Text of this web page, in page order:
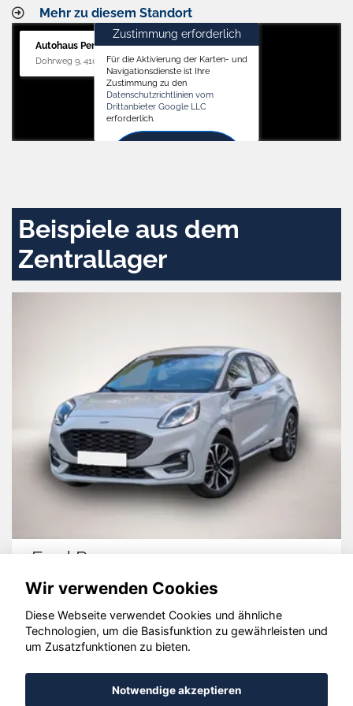
Mehr zu diesem Standort
Autohaus Penders (Service)
Dohrweg 9, 41066 Mönchengladbach
Zustimmung erforderlich
Für die Aktivierung der Karten- und
Navigationsdienste ist Ihre
Zustimmung zu den
Datenschutzrichtlinien vom
Drittanbieter Google LLC
erforderlich.
Beispiele aus dem
Zentrallager
Ford Puma
© konjunkturmotor.de GmbH 2020 - 2026
Wir verwenden Cookies
Diese Webseite verwendet Cookies und ähnliche
Technologien, um die Basisfunktion zu gewährleisten und
um Zusatzfunktionen zu bieten.
Notwendige akzeptieren